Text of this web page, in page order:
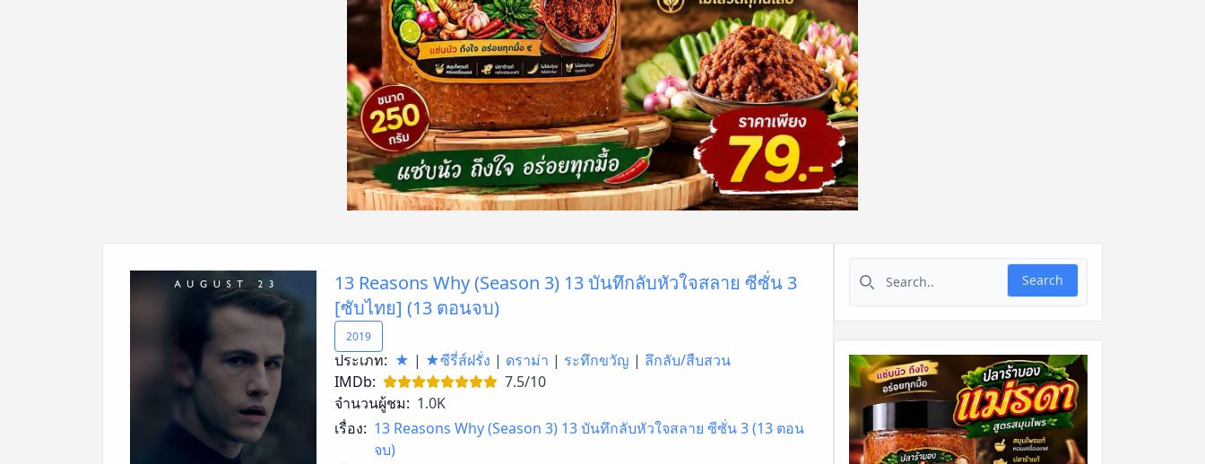
13 Reasons Why (Season 3) 13 บันทึกลับหัวใจสลาย ซีซั่น 3
[ซับไทย] (13 ตอนจบ)
2019
ประเภท: ★ | ★ซีรี่ส์ฝรั่ง | ดราม่า | ระทึกขวัญ | ลึกลับ/สืบสวน
IMDb:
7.5/10
จำนวนผู้ชม: 1.0K
เรื่อง: 13 Reasons Why (Season 3) 13 บันทึกลับหัวใจสลาย ซีซั่น 3 (13 ตอน
จบ)
Search for:
Search